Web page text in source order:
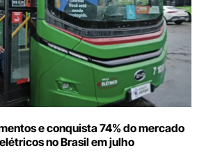
e conquista 74% do mercado
no Brasil em julho